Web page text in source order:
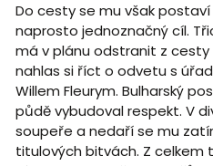
Do cesty se mu však
naprosto jednoznačný cíl.
má v plánu odstranit z cesty
nahlas si říct o odvetu s
Willem Fleurym. Bulharský
půdě vybudoval respekt. V
soupeře a nedaří se mu
titulových bitvách. Z celkem